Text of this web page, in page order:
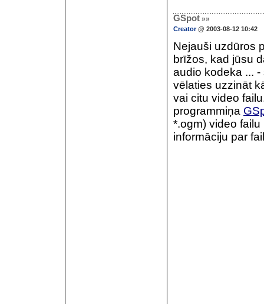
GSpot »»
Creator@ 2003-08-12 10:42
Nejauši uzdūros
brīžos, kad jūsu
audio kodeka ...
vēlaties uzzināt
vai citu video
programmiņa
*.ogm) video
informāciju par